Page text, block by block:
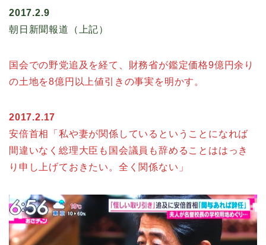
2017.2.9
朝日新聞報道（上記）
国会での野党追及を経て、財務省が鑑定価格9億円余り
の土地を8億円以上値引きの事実を明かす。
2017.2.17
安倍首相「私や妻が関係しているということになれば
間違いなく総理大臣も国会議員も辞めることははっき
り申し上げておきたい。全く関係ない」